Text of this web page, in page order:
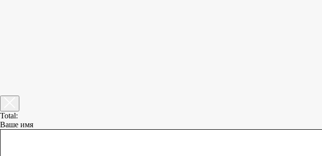
Total:
Ваше имя